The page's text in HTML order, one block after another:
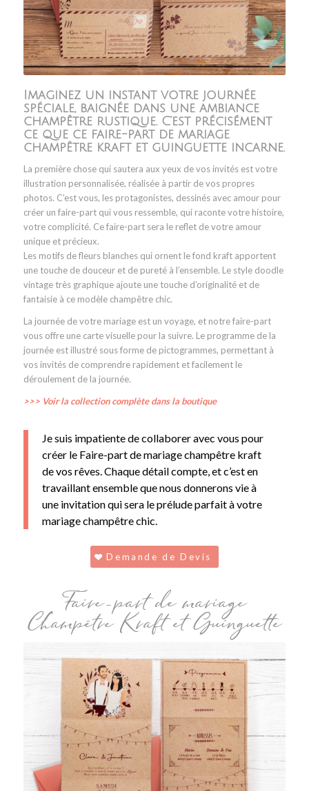
Imaginez un instant votre journée
spéciale, baignée dans une ambiance
champêtre rustique. C’est précisément
ce que ce faire-part de mariage
champêtre kraft et guinguette incarne.
La première chose qui sautera aux yeux de vos invités est votre
illustration personnalisée, réalisée à partir de vos propres
photos. C’est vous, les protagonistes, dessinés avec amour pour
créer un faire-part qui vous ressemble, qui raconte votre histoire,
votre complicité. Ce faire-part sera le reflet de votre amour
unique et précieux.
Les motifs de fleurs blanches qui ornent le fond kraft apportent
une touche de douceur et de pureté à l’ensemble. Le style doodle
vintage très graphique ajoute une touche d’originalité et de
fantaisie à ce modèle champêtre chic.
La journée de votre mariage est un voyage, et notre faire-part
vous offre une carte visuelle pour la suivre. Le programme de la
journée est illustré sous forme de pictogrammes, permettant à
vos invités de comprendre rapidement et facilement le
déroulement de la journée.
>>> Voir la collection complète dans la boutique
Je suis impatiente de collaborer avec vous pour
créer le Faire-part de mariage champêtre kraft
de vos rêves. Chaque détail compte, et c’est en
travaillant ensemble que nous donnerons vie à
une invitation qui sera le prélude parfait à votre
mariage champêtre chic.
Demande de Devis
Faire-part de mariage
Champêtre Kraft et Guinguette